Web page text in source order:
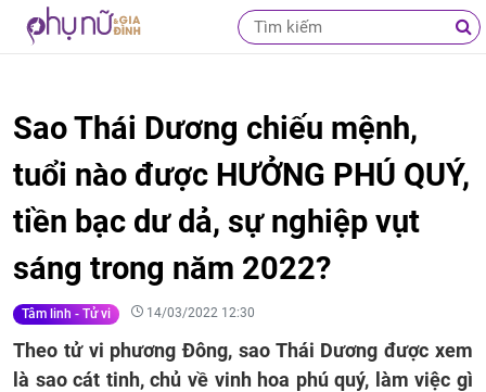
Sao Thái Dương chiếu mệnh,
tuổi nào được HƯỞNG PHÚ QUÝ,
tiền bạc dư dả, sự nghiệp vụt
sáng trong năm 2022?
Tâm linh - Tử vi 14/03/2022 12:30
Theo tử vi phương Đông, sao Thái Dương được xem
là sao cát tinh, chủ về vinh hoa phú quý, làm việc gì